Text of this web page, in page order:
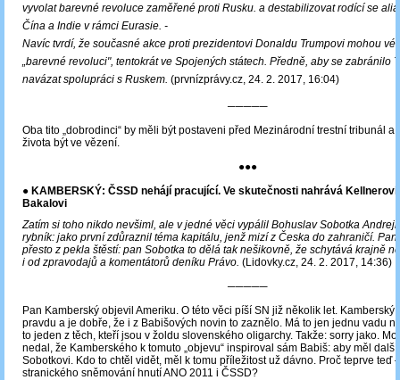
vyvolat barevné revoluce zaměřené proti Rusku. a destabilizovat rodící se
Čína a Indie v rámci Eurasie. -
Navíc tvrdí, že současné akce proti prezidentovi Donaldu Trumpovi mohou
„barevné revoluci", tentokrát ve Spojených státech . Předně, aby se zabránilo
navázat spolupráci s Ruskem. (prvnízprávy.cz, 24. 2. 2017, 16:04)
─────
Oba tito „dobrodinci“ by měli být postaveni před Mezinárodní trestní tribunál a
života být ve vězení.
●●●
● KAMBERSKÝ: ČSSD nehájí pracující. Ve skutečnosti nahrává
Bakalovi
Zatím si toho nikdo nevšiml, ale v jedné věci vypálil Bohuslav Sobotka
rybník: jako první zdůraznil téma kapitálu, jenž mizí z Česka do zahraničí. Pan
přesto z pekla štěstí: pan Sobotka to dělá tak nešikovně, že schytává krajně
i od zpravodajů a komentátorů deníku Právo. (Lidovky.cz, 24. 2. 2017, 14:36)
─────
Pan Kamberský objevil Ameriku. O této věci píší SN již několik let. Kamberský
pravdu a je dobře, že i z Babišových novin to zaznělo. Má to jen jednu vadu
to jeden z těch, kteří jsou v žoldu slovenského oligarchy. Takže: sorry jako.
nedal, že Kamberského k tomuto „objevu“ inspiroval sám Babiš: aby měl
Sobotkovi. Kdo to chtěl vidět, měl k tomu příležitost už dávno. Proč teprve teď
stranického sněmování hnutí ANO 2011 i ČSSD?